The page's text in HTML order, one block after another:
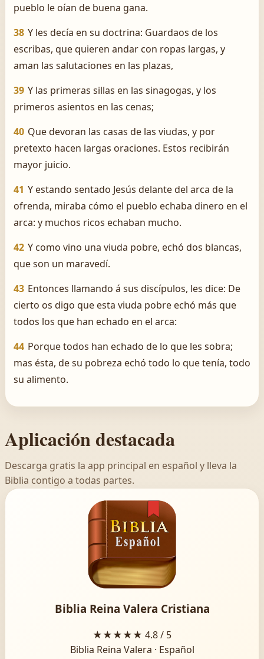
pueblo le oían de buena gana.
38 Y les decía en su doctrina: Guardaos de los
escribas, que quieren andar con ropas largas, y
aman las salutaciones en las plazas,
39 Y las primeras sillas en las sinagogas, y los
primeros asientos en las cenas;
40 Que devoran las casas de las viudas, y por
pretexto hacen largas oraciones. Estos recibirán
mayor juicio.
41 Y estando sentado Jesús delante del arca de la
ofrenda, miraba cómo el pueblo echaba dinero en el
arca: y muchos ricos echaban mucho.
42 Y como vino una viuda pobre, echó dos blancas,
que son un maravedí.
43 Entonces llamando á sus discípulos, les dice: De
cierto os digo que esta viuda pobre echó más que
todos los que han echado en el arca:
44 Porque todos han echado de lo que les sobra;
mas ésta, de su pobreza echó todo lo que tenía, todo
su alimento.
Aplicación destacada
Descarga gratis la app principal en español y lleva la
Biblia contigo a todas partes.
Biblia Reina Valera Cristiana
★★★★★ 4.8 / 5
Biblia Reina Valera · Español